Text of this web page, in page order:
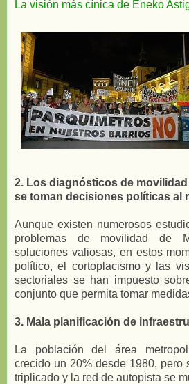
La visión más cínica de Eneko
2. Los diagnósticos de
se toman decisiones políticas al
Aunque existen numerosos
problemas de movilidad de
soluciones valiosas, en estos
político, el cortoplacismo y las
sectoriales se han impuesto
conjunto que permita tomar
3. Mala planificación de
La población del área
crecido un 20% desde 1980, pero
triplicado y la red de autopista se